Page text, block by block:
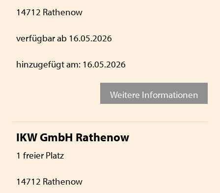
14712 Rathenow
verfügbar ab 16.05.2026
hinzugefügt am: 16.05.2026
Weitere Informationen
IKW GmbH Rathenow
1 freier Platz
14712 Rathenow